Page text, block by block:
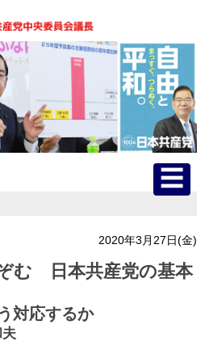
2020年3月27日(金)
む 日本共産党の基本
対応するか